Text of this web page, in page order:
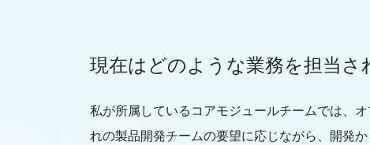
現在はどのような業務を担当
私が所属しているコアモジュールチームでは、
れの製品開発チームの要望に応じながら、開発